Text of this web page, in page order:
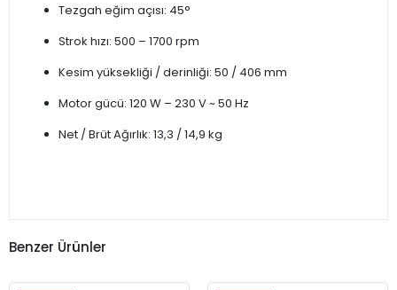
Tezgah eğim açısı: 45°
Strok hızı: 500 – 1700 rpm
Kesim yüksekliği / derinliği: 50 / 406 mm
Motor gücü: 120 W – 230 V ~ 50 Hz
Net / Brüt Ağırlık: 13,3 / 14,9 kg
Benzer Ürünler